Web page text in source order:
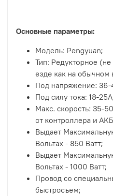
Основные параметры:
Модель: Pengyuan;
Тип: Редукторное
езде как на обычном
Под напряжение: 36-
Под силу тока: 18-
Макс. скорость: 35-
от контроллера и
Выдает
Вольтах - 850 Ватт;
Выдает
Вольтах - 1000 Ватт;
Провод со
быстросъем;